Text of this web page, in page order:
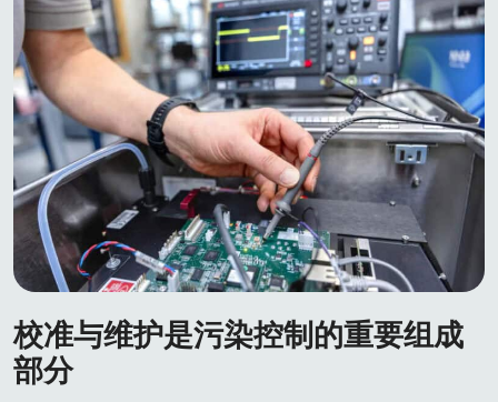
校准与维护是污染控制的重要组成
部分